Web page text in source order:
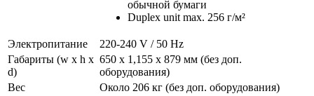
обычной бумаги
Duplex unit max. 256 г/м²
Электропитание
220-240 V / 50 Hz
Габариты (w x h x
d)
650 x 1,155 x 879 мм (без доп.
оборудования)
Вес
Около 206 кг (без доп. оборудования)